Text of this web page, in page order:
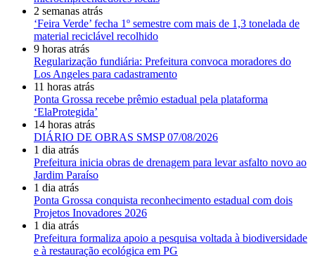
2 semanas atrás
‘Feira Verde’ fecha 1º semestre com mais de 1,3 tonelada de
material reciclável recolhido
9 horas atrás
Regularização fundiária: Prefeitura convoca moradores do
Los Angeles para cadastramento
11 horas atrás
Ponta Grossa recebe prêmio estadual pela plataforma
‘ElaProtegida’
14 horas atrás
DIÁRIO DE OBRAS SMSP 07/08/2026
1 dia atrás
Prefeitura inicia obras de drenagem para levar asfalto novo ao
Jardim Paraíso
1 dia atrás
Ponta Grossa conquista reconhecimento estadual com dois
Projetos Inovadores 2026
1 dia atrás
Prefeitura formaliza apoio a pesquisa voltada à biodiversidade
e à restauração ecológica em PG